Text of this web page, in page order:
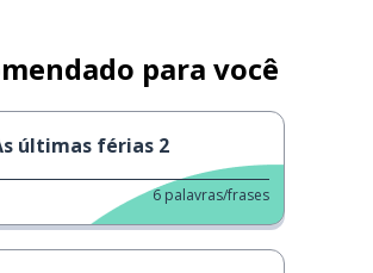
para você
últimas férias 2
6 palavras/frases